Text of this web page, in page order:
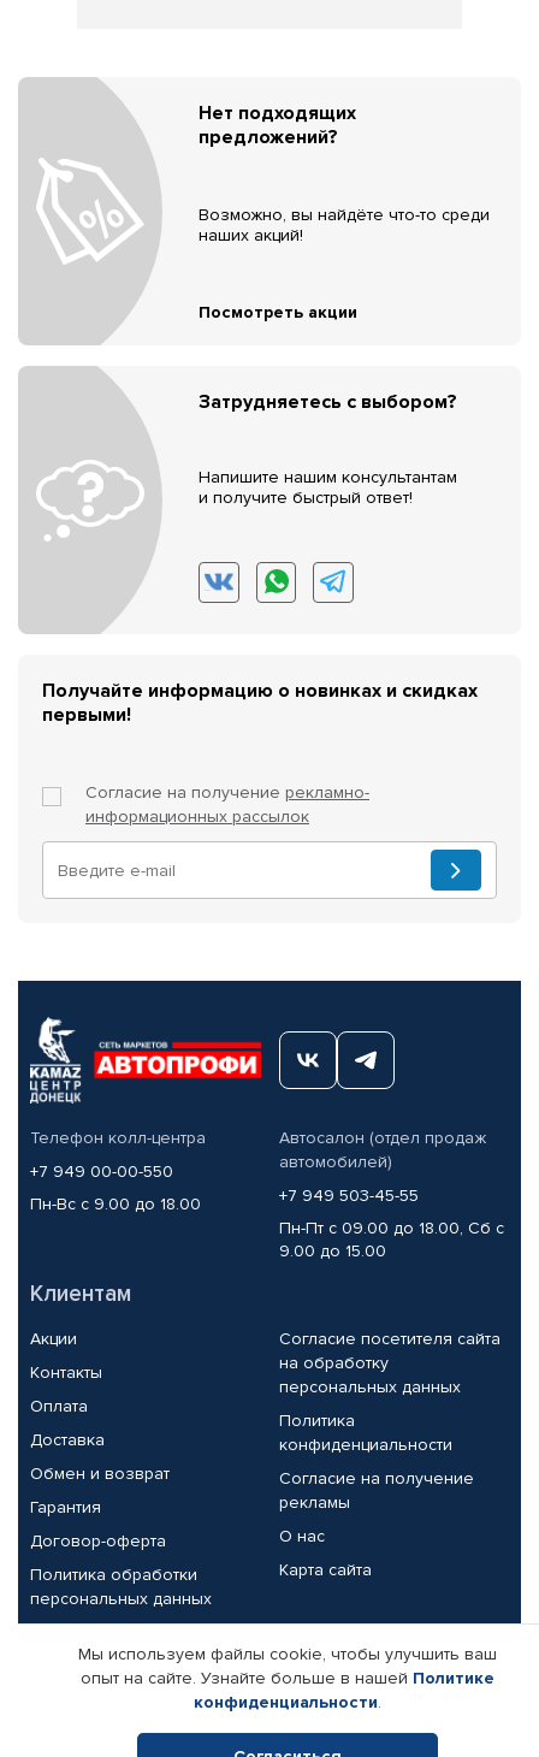
Нет подходящих
предложений?
Возможно, вы найдёте что-то среди
наших акций!
Посмотреть акции
Затрудняетесь с выбором?
Напишите нашим консультантам
и получите быстрый ответ!
Получайте информацию о новинках и скидках
первыми!
Согласие на получение рекламно-
информационных рассылок
Телефон колл-центра
+7 949 00-00-550
Пн-Вс с 9.00 до 18.00
Автосалон (отдел продаж
автомобилей)
+7 949 503-45-55
Пн-Пт с 09.00 до 18.00, Сб с
9.00 до 15.00
Клиентам
Акции
Контакты
Оплата
Доставка
Обмен и возврат
Гарантия
Договор-оферта
Политика обработки
персональных данных
Согласие посетителя сайта
на обработку
персональных данных
Политика
конфиденциальности
Согласие на получение
рекламы
О нас
Карта сайта
Партнерам
Корпоративным клиентам
Поставщикам
Реквизиты компании
Мы используем файлы cookie, чтобы улучшить ваш
опыт на сайте. Узнайте больше в нашей Политике
конфиденциальности.